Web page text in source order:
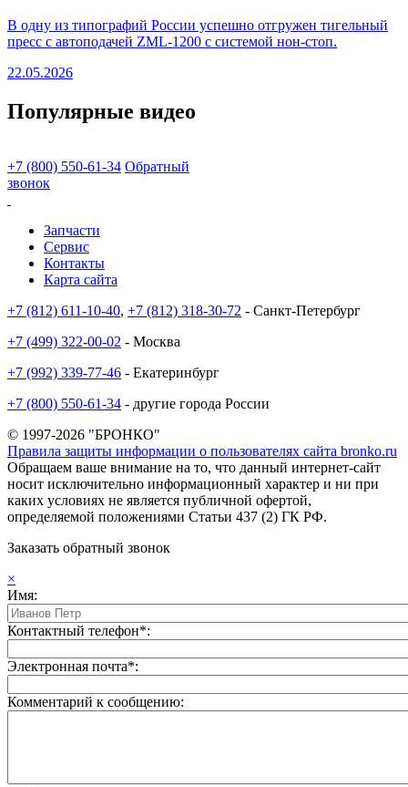
В одну из типографий России успешно отгружен тигельный
пресс с автоподачей ZML-1200 с системой нон-стоп.
22.05.2026
Популярные видео
+7 (800) 550-61-34 Обратный
звонок
Запчасти
Сервис
Контакты
Карта сайта
+7 (812) 611-10-40, +7 (812) 318-30-72 - Санкт-Петербург
+7 (499) 322-00-02 - Москва
+7 (992) 339-77-46 - Екатеринбург
+7 (800) 550-61-34 - другие города России
© 1997-2026 "БРОНКО"
Правила защиты информации о пользователях сайта bronko.ru
Обращаем ваше внимание на то, что данный интернет-сайт
носит исключительно информационный характер и ни при
каких условиях не является публичной офертой,
определяемой положениями Статьи 437 (2) ГК РФ.
Заказать обратный звонок
×
Имя:
Контактный телефон*:
Электронная почта*:
Комментарий к сообщению: